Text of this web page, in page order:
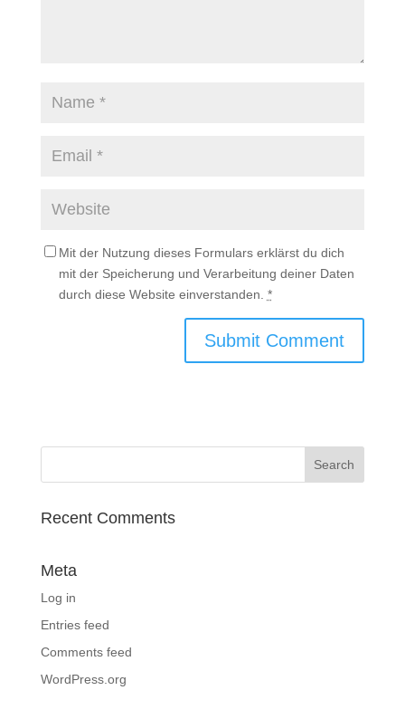
Mit der Nutzung dieses Formulars erklärst du dich
mit der Speicherung und Verarbeitung deiner Daten
durch diese Website einverstanden. *
Recent Comments
Meta
Log in
Entries feed
Comments feed
WordPress.org